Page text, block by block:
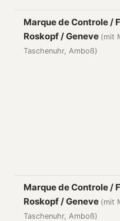
Marque de Controle /
Roskopf / Geneve (mit
Taschenuhr, Amboß)
Marque de Controle /
Roskopf / Geneve (mit
Taschenuhr, Amboß)